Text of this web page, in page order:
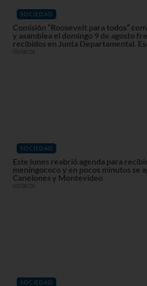
SOCIEDAD
Comisión “Roosevelt para todos”
y asamblea el domingo 9 de agosto
recibidos en Junta Departamental.
05/08/26
SOCIEDAD
Este lunes reabrió agenda para
meningococo y en pocos minutos se
Canelones y Montevideo
03/08/26
SOCIEDAD